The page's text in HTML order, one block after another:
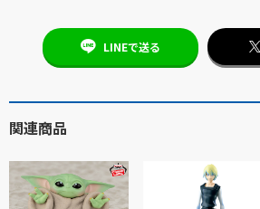
LINEで送る
関連商品